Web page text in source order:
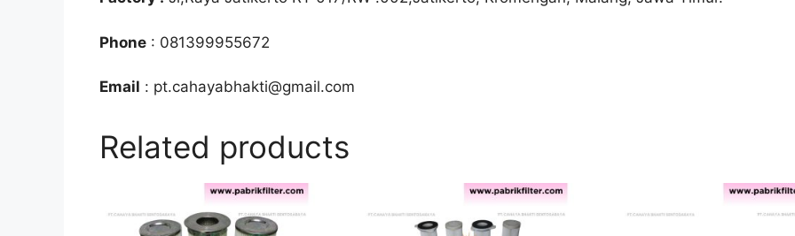
Phone : 081399955672
Email : pt.cahayabhakti@gmail.com
Related products